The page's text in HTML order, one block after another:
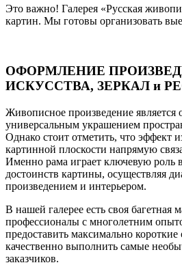
Это важно! Галерея «Русская
картин. Мы готовы организовать
ОФОРМЛЕНИЕ
ИСКУССТВА, ЗЕРКАЛ и
Живописное произведение
универсальным украшением
Однако стоит отметить, что эффект
картинной плоскости напрямую
Именно рама играет ключевую роль
достоинств картины, осуществляя
произведением и интерьером.
В нашей галерее есть своя багетная
профессионалы с многолетним
предоставить максимально короткие
качественно выполнить самые
заказчиков.